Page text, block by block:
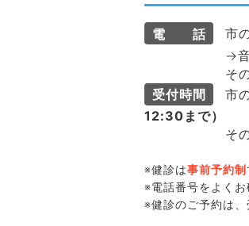
電 話 市
→音声ガイ
その他の健
受付時間
市
12:30まで）
その他の健
※健診は事前予約制
※電話番号をよくお
※健診のご予約は